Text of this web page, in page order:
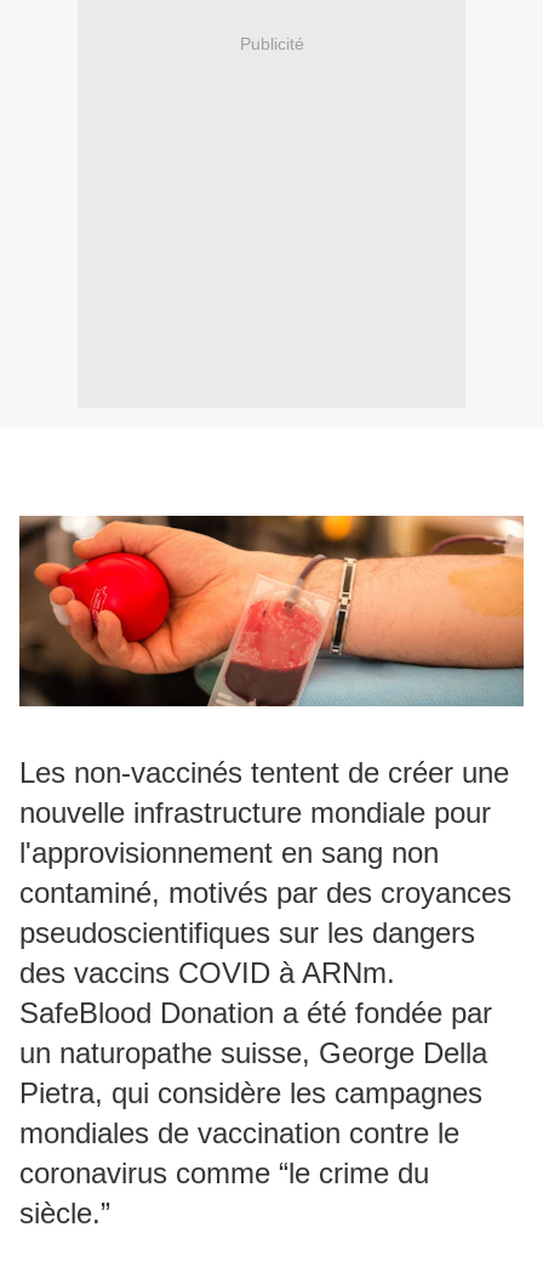
Publicité
Les non-vaccinés tentent de créer une
nouvelle infrastructure mondiale pour
l'approvisionnement en sang non
contaminé, motivés par des croyances
pseudoscientifiques sur les dangers
des vaccins COVID à ARNm.
SafeBlood Donation a été fondée par
un naturopathe suisse, George Della
Pietra, qui considère les campagnes
mondiales de vaccination contre le
coronavirus comme “le crime du
siècle.”